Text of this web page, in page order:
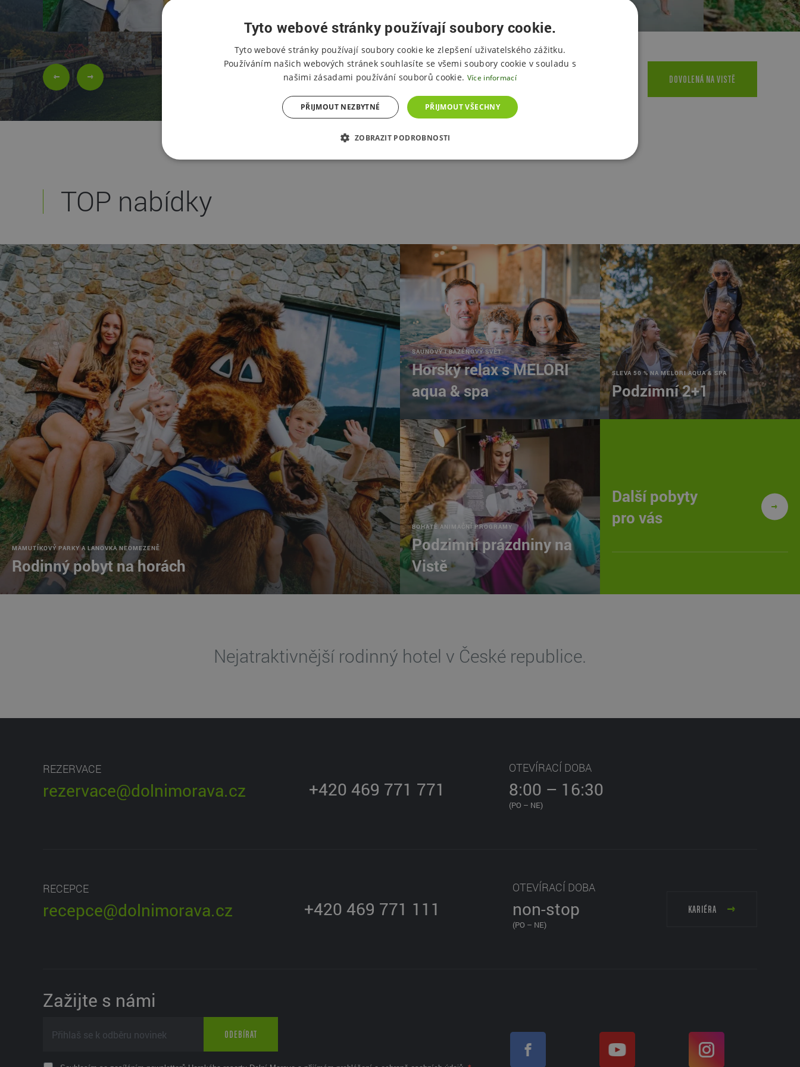
DOVOLENÁ NA VISTĚ
TOP nabídky
MAMUTÍKOVÝ PARKY A LANOVKA NEOMEZENĚ
Rodinný pobyt na horách
SAUNOVÝ I BAZÉNOVÝ SVĚT
Horský relax s MELORI
aqua & spa
SLEVA 50 % NA MELORI AQUA & SPA
Podzimní 2+1
BOHATÉ ANIMAČNÍ PROGRAMY
Podzimní prázdniny na
Vistě
Další pobyty
pro vás
Nejatraktivnější rodinný hotel v České republice.
REZERVACE
rezervace@dolnimorava.cz +420 469 771 771
OTEVÍRACÍ DOBA
8:00 – 16:30
(PO – NE)
RECEPCE
recepce@dolnimorava.cz +420 469 771 111
OTEVÍRACÍ DOBA
non-stop
(PO – NE)
KARIÉRA
Zažijte s námi
ODEBÍRAT
Tyto webové stránky používají soubory cookie.
Tyto webové stránky používají soubory cookie ke zlepšení uživatelského zážitku.
Používáním našich webových stránek souhlasíte se všemi soubory cookie v souladu s
našimi zásadami používání souborů cookie. Více informací
PŘIJMOUT VŠECHNY
PŘIJMOUT NEZBYTNÉ
ZOBRAZIT PODROBNOSTI